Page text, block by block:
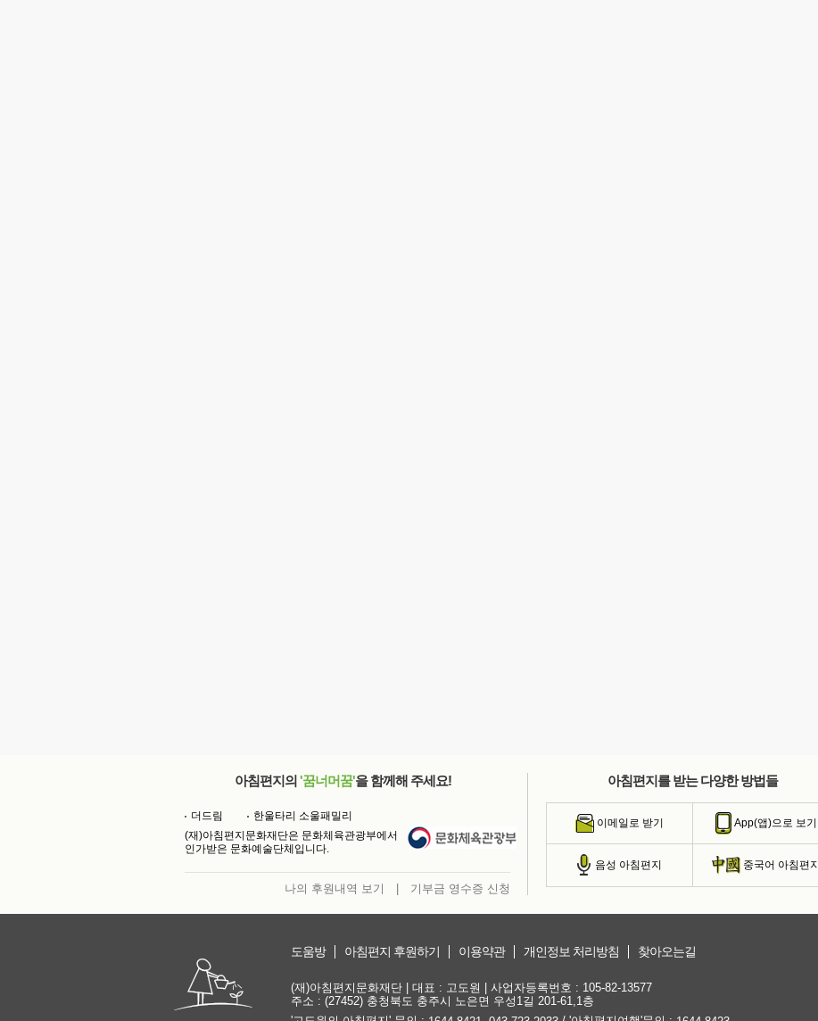
아침편지의 '꿈너머꿈'을 함께해 주세요!
더드림
한울타리 소울패밀리
(재)아침편지문화재단은 문화체육관광부에서
인가받은 문화예술단체입니다.
나의 후원내역 보기 기부금 영수증 신청
아침편지를 받는 다양한 방법들
이메일로 받기 App(앱)으로 보기
음성 아침편지 중국어 아침편지
도움방 아침편지 후원하기 이용약관 개인정보 처리방침 찾아오는길
(재)아침편지문화재단 | 대표 : 고도원 | 사업자등록번호 : 105-82-13577
주소 : (27452) 충청북도 충주시 노은면 우성1길 201-61,1층